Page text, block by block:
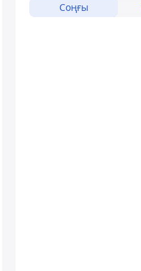
Соңғы